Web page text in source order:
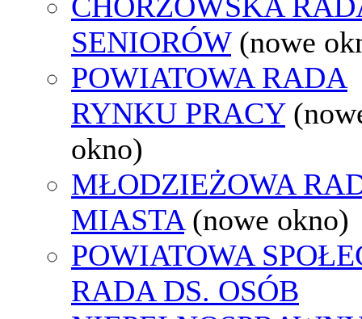
SENIORÓW (nowe
POWIATOWA RADA
RYNKU PRACY
okno)
MŁODZIEŻOWA
MIASTA (nowe okno)
POWIATOWA
RADA DS. OSÓB